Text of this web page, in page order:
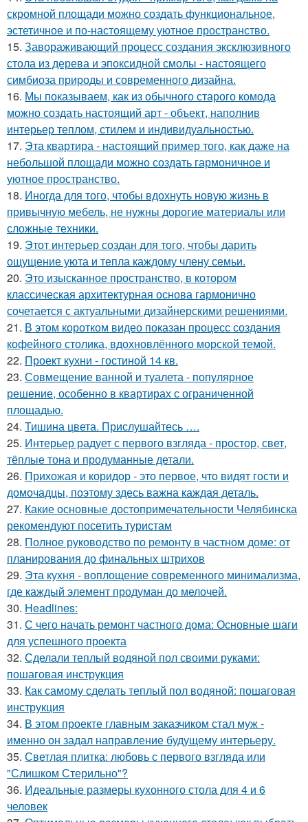
скромной площади можно создать функциональное,
эстетичное и по-настоящему уютное пространство.
15. Завораживающий процесс создания эксклюзивного
стола из дерева и эпоксидной смолы - настоящего
симбиоза природы и современного дизайна.
16. Мы показываем, как из обычного старого комода
можно создать настоящий арт - объект, наполнив
интерьер теплом, стилем и индивидуальностью.
17. Эта квартира - настоящий пример того, как даже на
небольшой площади можно создать гармоничное и
уютное пространство.
18. Иногда для того, чтобы вдохнуть новую жизнь в
привычную мебель, не нужны дорогие материалы или
сложные техники.
19. Этот интерьер создан для того, чтобы дарить
ощущение уюта и тепла каждому члену семьи.
20. Это изысканное пространство, в котором
классическая архитектурная основа гармонично
сочетается с актуальными дизайнерскими решениями.
21. В этом коротком видео показан процесс создания
кофейного столика, вдохновлённого морской темой.
22. Проект кухни - гостиной 14 кв.
23. Совмещение ванной и туалета - популярное
решение, особенно в квартирах с ограниченной
площадью.
24. Тишина цвета. Прислушайтесь ….
25. Интерьер радует с первого взгляда - простор, свет,
тёплые тона и продуманные детали.
26. Прихожая и коридор - это первое, что видят гости и
домочадцы, поэтому здесь важна каждая деталь.
27. Какие основные достопримечательности Челябинска
рекомендуют посетить туристам
28. Полное руководство по ремонту в частном доме: от
планирования до финальных штрихов
29. Эта кухня - воплощение современного минимализма,
где каждый элемент продуман до мелочей.
30. Headlines:
31. С чего начать ремонт частного дома: Основные шаги
для успешного проекта
32. Сделали теплый водяной пол своими руками:
пошаговая инструкция
33. Как самому сделать теплый пол водяной: пошаговая
инструкция
34. В этом проекте главным заказчиком стал муж -
именно он задал направление будущему интерьеру.
35. Светлая плитка: любовь с первого взгляда или
"Слишком Стерильно"?
36. Идеальные размеры кухонного стола для 4 и 6
человек